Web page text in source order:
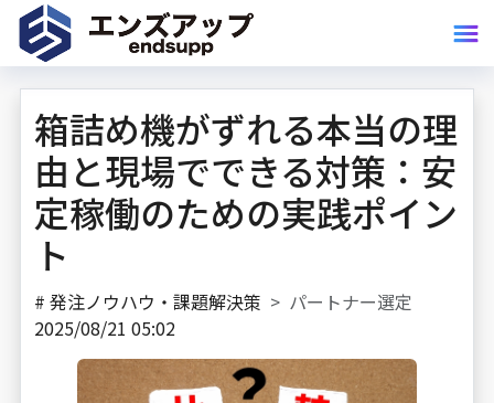
箱詰め機がずれる本当の理
由と現場でできる対策：安
定稼働のための実践ポイン
ト
#発注ノウハウ・課題解決策
パートナー選定
2025/08/21 05:02